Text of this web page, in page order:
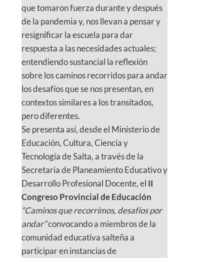
que tomaron fuerza durante y después
de la pandemia y, nos llevan a pensar y
resignificar la escuela para dar
respuesta a las necesidades actuales;
entendiendo sustancial la reflexión
sobre los caminos recorridos para andar
los desafíos que se nos presentan, en
contextos similares a los transitados,
pero diferentes.
Se presenta así, desde el Ministerio de
Educación, Cultura, Ciencia y
Tecnología de Salta, a través de la
Secretaria de Planeamiento Educativo y
Desarrollo Profesional Docente, el II
Congreso Provincial de Educación
“Caminos que recorrimos, desafíos por
andar”convocando a miembros de la
comunidad educativa salteña a
participar en instancias de